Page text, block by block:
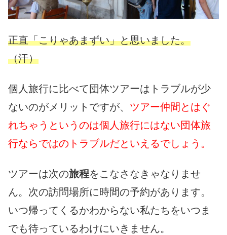
正直「こりゃあまずい」と思いました。
（汗）
個人旅行に比べて団体ツアーはトラブルが少
ないのがメリットですが、 ツアー仲間とはぐ
れちゃうというのは個人旅行にはない団体旅
行ならではのトラブルだといえるでしょう。
ツアーは次の旅程をこなさなきゃなりませ
ん。次の訪問場所に時間の予約があります。
いつ帰ってくるかわからない私たちをいつま
でも待っているわけにいきません。